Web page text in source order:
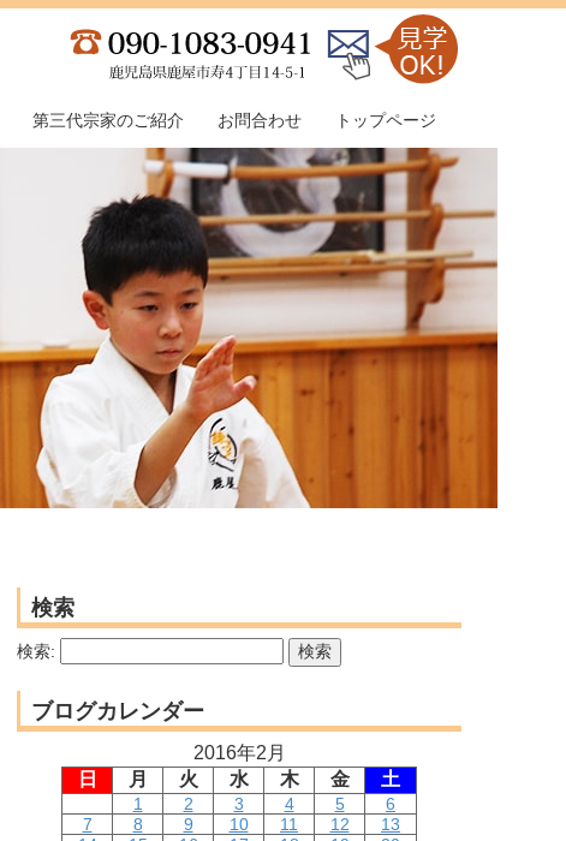
第三代宗家のご紹介 お問合わせ トップページ
検索
検索:
ブログカレンダー
2016年2月
日
月 火 水 木 金 土
1 2 3 4 5
6
7
8 9 10 11 12
13